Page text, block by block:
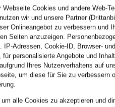
Cookies und andere Web-
wir und unsere Partner
Onlineangebot zu verbessern und
Seiten anzuzeigen.
IP-Adressen, Cookie-ID, Browser-
personalisierte Angebote und
Ihres Nutzerverhaltens auf
um diese für Sie zu verbessern
alle Cookies zu akzeptieren und